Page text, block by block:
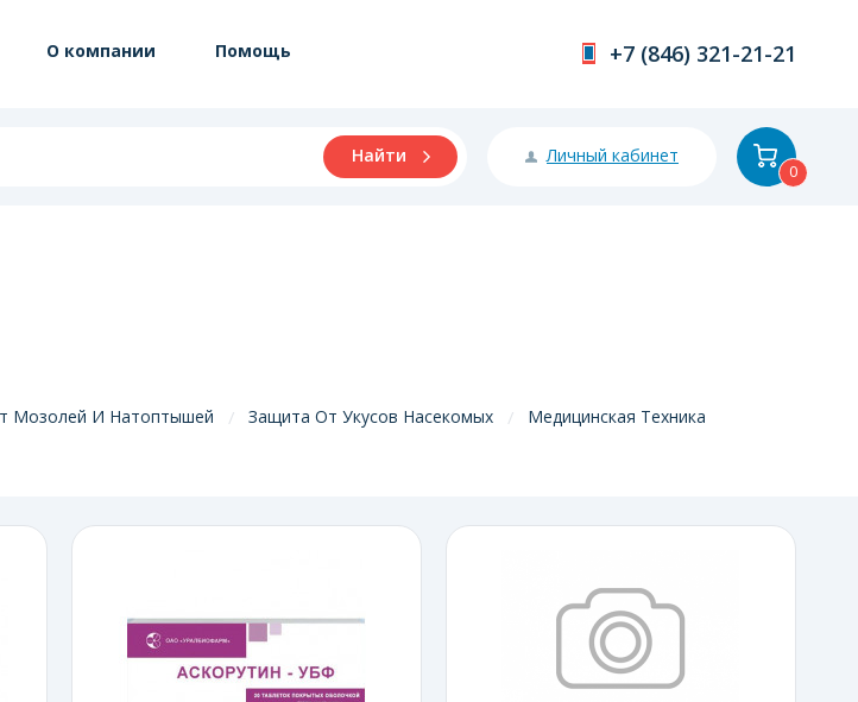
О компании Помощь +7 (846) 321-21-21
Найти Личный кабинет
0
Мозолей И Натоптышей Защита От Укусов Насекомых
Медицинская Техника